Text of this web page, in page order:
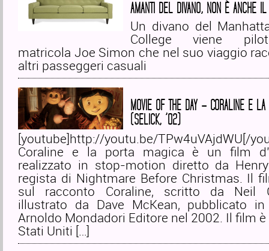
AMANTI DEL DIVANO, NON È ANCHE IL
Un divano del
College viene
matricola Joe Simon che nel suo viaggio
altri passeggeri casuali
MOVIE OF THE DAY – CORALINE E LA
(SELICK, ’02)
[youtube]http://youtu.be/TPw4uVAjdWU[/
Coraline e la porta magica è un film
realizzato in stop-motion diretto da
regista di Nightmare Before Christmas. Il
sul racconto Coraline, scritto da Neil
illustrato da Dave McKean, pubblicato
Arnoldo Mondadori Editore nel 2002. Il film
Stati Uniti […]